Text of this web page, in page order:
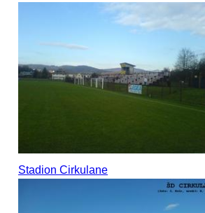
Stadion Cirkulane